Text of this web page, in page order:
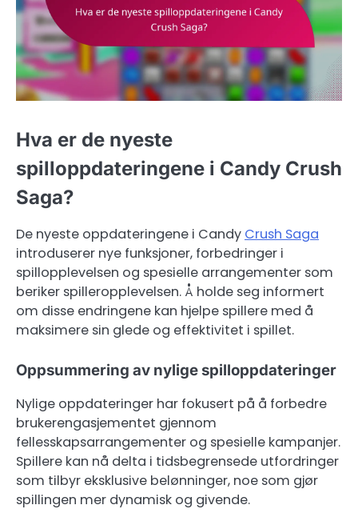
Hva er de nyeste
spilloppdateringene i Candy Crush
Saga?
De nyeste oppdateringene i Candy Crush Saga
introduserer nye funksjoner, forbedringer i
spillopplevelsen og spesielle arrangementer som
beriker spilleropplevelsen. Å holde seg informert
om disse endringene kan hjelpe spillere med å
maksimere sin glede og effektivitet i spillet.
Oppsummering av nylige spilloppdateringer
Nylige oppdateringer har fokusert på å forbedre
brukerengasjementet gjennom
fellesskapsarrangementer og spesielle kampanjer.
Spillere kan nå delta i tidsbegrensede utfordringer
som tilbyr eksklusive belønninger, noe som gjør
spillingen mer dynamisk og givende.